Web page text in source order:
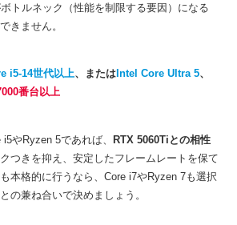
トルネック（性能を制限する要因）になる
きません。
i5-14世代以上、またはIntel Core Ultra 5、
番台以上
やRyzen 5であれば、 RTX 5060Tiとの相性
クつきを抑え、安定したフレームレートを保て
本格的に行うなら、Core i7やRyzen 7も選択
の兼ね合いで決めましょう。